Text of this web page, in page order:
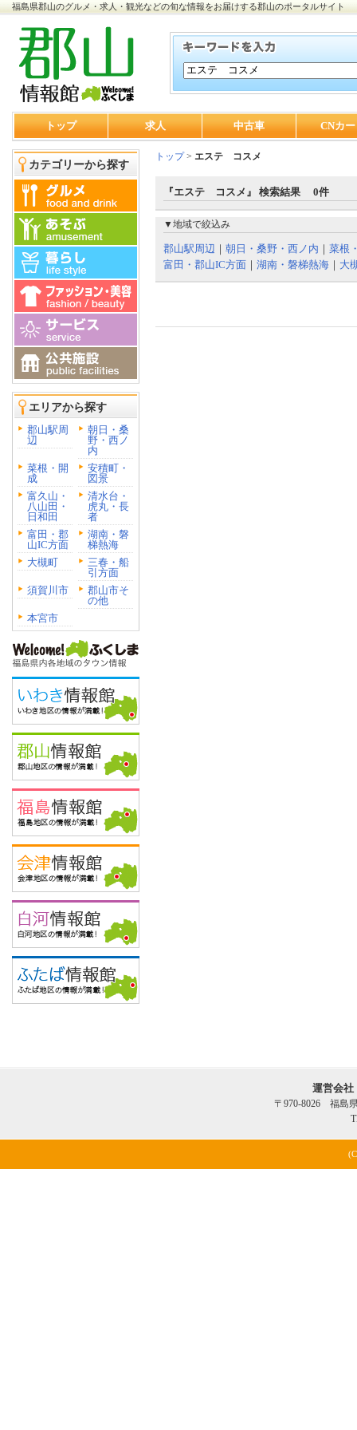
福島県郡山のグルメ・求人・観光などの旬な情報をお届けする郡山のポータルサイト
トップ 求人 中古車 CNカ
カテゴリーから探す
エリアから探す
郡山駅周
辺
朝日・桑
野・西ノ
内
菜根・開
成
安積町・
図景
富久山・
八山田・
日和田
清水台・
虎丸・長
者
富田・郡
山IC方面
湖南・磐
梯熱海
大槻町
三春・船
引方面
須賀川市
郡山市そ
の他
本宮市
トップ> エステ コスメ
『エステ コスメ』 検索結果 0件
▼地域で絞込み
郡山駅周辺 ｜ 朝日・桑野・西ノ内 ｜ 菜根
富田・郡山IC方面 ｜ 湖南・磐梯熱海 ｜ 大
運営会
〒970-8026 福島